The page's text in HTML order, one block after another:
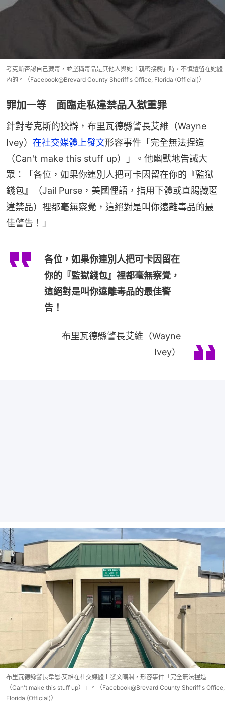
考克斯否認自己藏毒，並堅稱毒品是其他人與她「親密接觸」時，不慎遺留在她體
內的。（Facebook@Brevard County Sheriff's Office, Florida (Official)）
罪加一等 面臨走私違禁品入獄重罪
針對考克斯的狡辯，布里瓦德縣警長艾維（Wayne
Ivey） 在社交媒體上發文形容事件「完全無法捏造
（Can't make this stuff up）」。他幽默地告誡大
眾：「各位，如果你連別人把可卡因留在你的『監獄
錢包』（Jail Purse，美國俚語，指用下體或直腸藏匿
違禁品）裡都毫無察覺，這絕對是叫你遠離毒品的最
佳警告！」
各位，如果你連別人把可卡因留在
你的『監獄錢包』裡都毫無察覺，
這絕對是叫你遠離毒品的最佳警
告！
布里瓦德縣警長艾維（Wayne
Ivey）
布里瓦德縣警長韋恩·艾維在社交媒體上發文嘲諷，形容事件「完全無法捏造
（Can't make this stuff up）」。（Facebook@Brevard County Sheriff's Office,
Florida (Official)）